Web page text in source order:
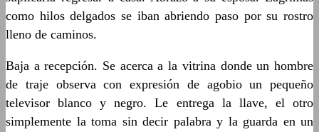
como hilos delgados se iban abriendo paso por su rostro
lleno de caminos.
Baja a recepción. Se acerca a la vitrina donde un hombre
de traje observa con expresión de agobio un pequeño
televisor blanco y negro. Le entrega la llave, el otro
simplemente la toma sin decir palabra y la guarda en un